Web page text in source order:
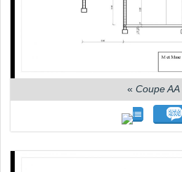
« Coupe AA